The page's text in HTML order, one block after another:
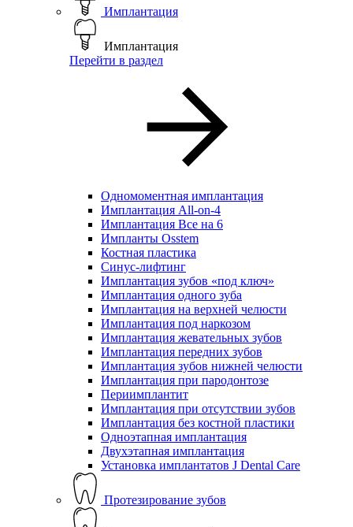
Имплантация
Имплантация
Перейти в раздел
Одномоментная имплантация
Имплантация All-on-4
Имплантация Все на 6
Импланты Osstem
Костная пластика
Синус-лифтинг
Имплантация зубов «под ключ»
Имплантация одного зуба
Имплантация на верхней челюсти
Имплантация под наркозом
Имплантация жевательных зубов
Имплантация передних зубов
Имплантация зубов нижней челюсти
Имплантация при пародонтозе
Периимплантит
Имплантация при отсутствии зубов
Имплантация без костной пластики
Одноэтапная имплантация
Двухэтапная имплантация
Установка имплантатов J Dental Care
Протезирование зубов